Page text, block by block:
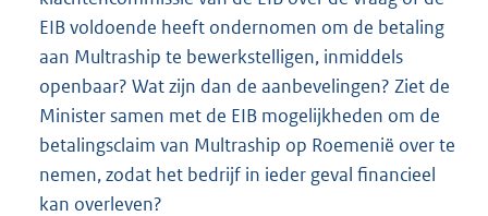
EIB voldoende heeft ondernomen om de betaling
aan Multraship te bewerkstelligen, inmiddels
openbaar? Wat zijn dan de aanbevelingen? Ziet de
Minister samen met de EIB mogelijkheden om de
betalingsclaim van Multraship op Roemenië over te
nemen, zodat het bedrijf in ieder geval financieel
kan overleven?